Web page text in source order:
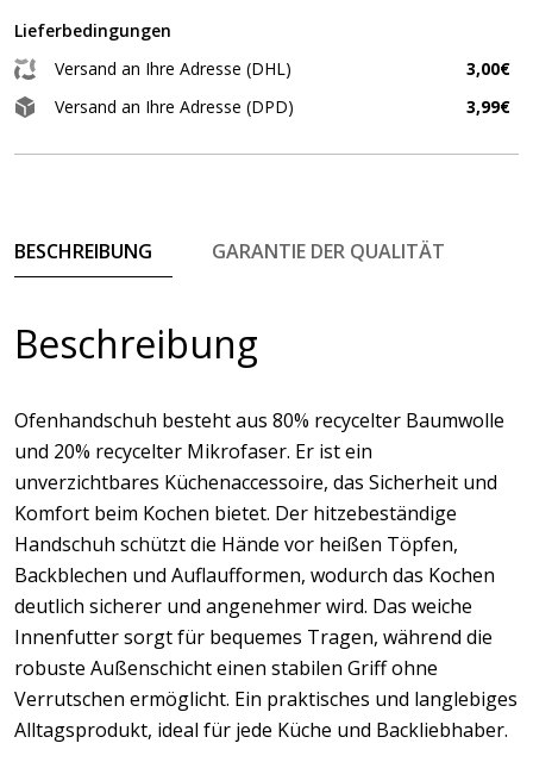
Lieferbedingungen
Versand an Ihre Adresse (DHL)
3,00€
Versand an Ihre Adresse (DPD)
3,99€
BESCHREIBUNG GARANTIE DER QUALITÄT
Beschreibung
Ofenhandschuh besteht aus 80% recycelter Baumwolle
und 20% recycelter Mikrofaser. Er ist ein
unverzichtbares Küchenaccessoire, das Sicherheit und
Komfort beim Kochen bietet. Der hitzebeständige
Handschuh schützt die Hände vor heißen Töpfen,
Backblechen und Auflaufformen, wodurch das Kochen
deutlich sicherer und angenehmer wird. Das weiche
Innenfutter sorgt für bequemes Tragen, während die
robuste Außenschicht einen stabilen Griff ohne
Verrutschen ermöglicht. Ein praktisches und langlebiges
Alltagsprodukt, ideal für jede Küche und Backliebhaber.